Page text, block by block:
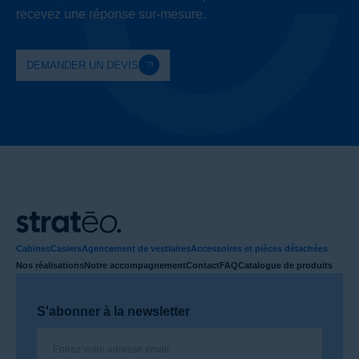
recevez une réponse sur-mesure.
DEMANDER UN DEVIS
CabinesCasiersAgencement de vestiairesAccessoires et pièces détachées
Nos réalisationsNotre accompagnementContact FAQCatalogue de produits
S'abonner à la newsletter